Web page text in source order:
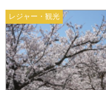
レジャー・観光